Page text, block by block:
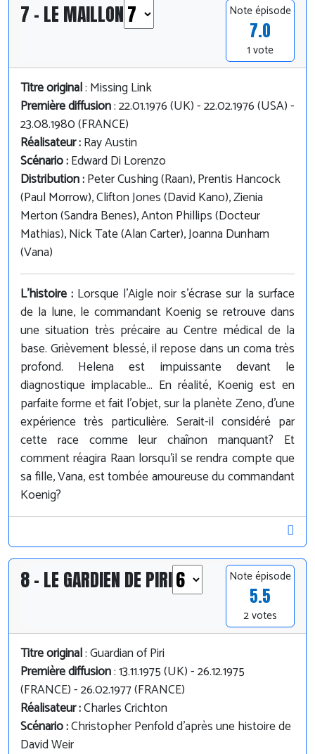
7 - LE MAILLON Note épisode
7.0
1 vote
Titre original: Missing Link
Première diffusion: 22.01.1976 (UK) - 22.02.1976 (USA) -
23.08.1980 (FRANCE)
Réalisateur :Ray Austin
Scénario :Edward Di Lorenzo
Distribution :Peter Cushing (Raan), Prentis Hancock
(Paul Morrow), Clifton Jones (David Kano), Zienia
Merton (Sandra Benes), Anton Phillips (Docteur
Mathias), Nick Tate (Alan Carter), Joanna Dunham
(Vana)
L'histoire : Lorsque l'Aigle noir s'écrase sur la surface
de la lune, le commandant Koenig se retrouve dans
une situation très précaire au Centre médical de la
base. Grièvement blessé, il repose dans un coma très
profond. Helena est impuissante devant le
diagnostique implacable... En réalité, Koenig est en
parfaite forme et fait l'objet, sur la planète Zeno, d'une
expérience très particulière. Serait-il considéré par
cette race comme leur chaînon manquant? Et
comment réagira Raan lorsqu'il se rendra compte que
sa fille, Vana, est tombée amoureuse du commandant
Koenig?
8 - LE GARDIEN DE PIRI Note épisode
5.5
2 votes
Titre original: Guardian of Piri
Première diffusion: 13.11.1975 (UK) - 26.12.1975
(FRANCE) - 26.02.1977 (FRANCE)
Réalisateur :Charles Crichton
Scénario :Christopher Penfold d'après une histoire de
David Weir